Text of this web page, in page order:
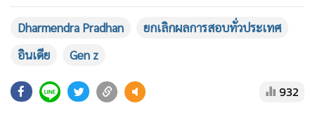
การประท้วงได้ขยายไปกว่า 10 แคว้นในอินเดีย โดยมี Chief
Justice ได้ให้สัมภาษณ์เหยียดหยามการประท้วงครั้งนี้ว่า เป็น
คือเรียกเหล่าปัญญาชนและครอบครัวที่มาชุมนุมประท้วงว่าเป็น
Dharmendra Pradhan
ยกเลิกผลการสอบทั่วประเทศ
อินเดีย
Gen z
932